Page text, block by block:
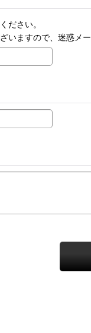
ださい。
ますので、迷惑メ